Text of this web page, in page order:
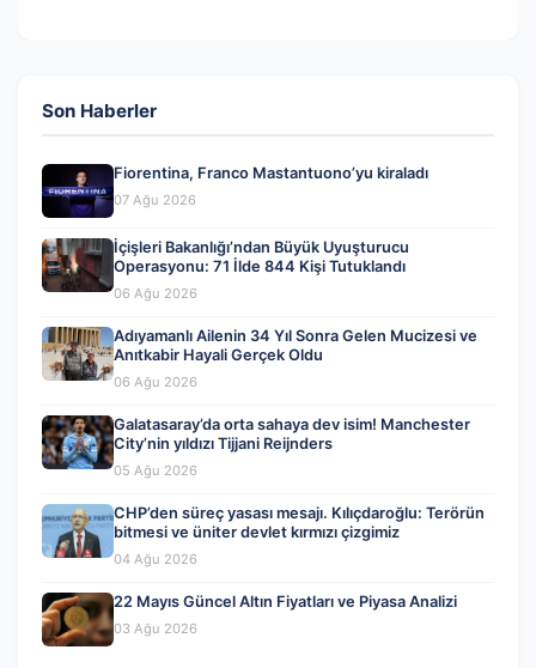
Son Haberler
Fiorentina, Franco Mastantuono’yu kiraladı
07 Ağu 2026
İçişleri Bakanlığı’ndan Büyük Uyuşturucu
Operasyonu: 71 İlde 844 Kişi Tutuklandı
06 Ağu 2026
Adıyamanlı Ailenin 34 Yıl Sonra Gelen Mucizesi ve
Anıtkabir Hayali Gerçek Oldu
06 Ağu 2026
Galatasaray’da orta sahaya dev isim! Manchester
City’nin yıldızı Tijjani Reijnders
05 Ağu 2026
CHP’den süreç yasası mesajı. Kılıçdaroğlu: Terörün
bitmesi ve üniter devlet kırmızı çizgimiz
04 Ağu 2026
22 Mayıs Güncel Altın Fiyatları ve Piyasa Analizi
03 Ağu 2026